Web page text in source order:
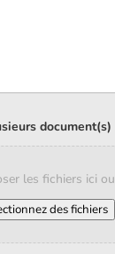
document(s)
les fichiers ici ou
des fichiers